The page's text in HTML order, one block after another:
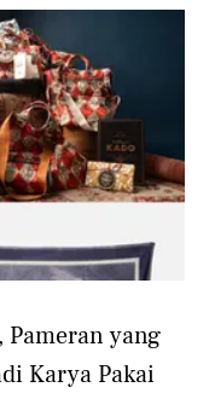
Pameran yang
Karya Pakai